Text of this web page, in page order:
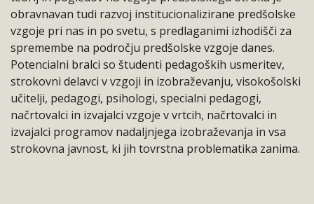
obravnavan tudi razvoj institucionalizirane predšolske
vzgoje pri nas in po svetu, s predlaganimi izhodišči za
spremembe na področju predšolske vzgoje danes.
Potencialni bralci so študenti pedagoških usmeritev,
strokovni delavci v vzgoji in izobraževanju, visokošolski
učitelji, pedagogi, psihologi, specialni pedagogi,
načrtovalci in izvajalci vzgoje v vrtcih, načrtovalci in
izvajalci programov nadaljnjega izobraževanja in vsa
strokovna javnost, ki jih tovrstna problematika zanima.